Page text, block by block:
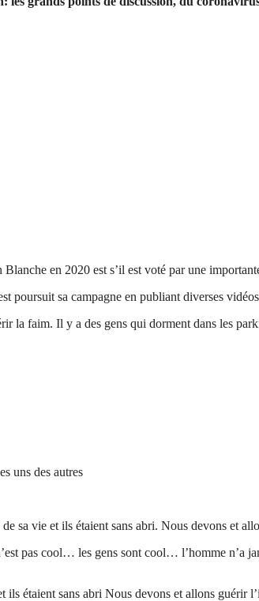
en 2020 est s’il est voté par une
sa campagne en publiant diverses
la faim. Il y a des gens qui dorment dans les
uns des autres
sa vie et ils étaient sans abri. Nous devons et
pas cool… les gens sont cool… l’homme n’a
étaient sans abri Nous devons et allons guérir